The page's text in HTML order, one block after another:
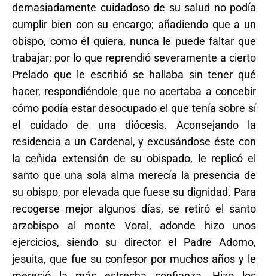
demasiadamente cuidadoso de su salud no podía
cumplir bien con su encargo; añadiendo que a un
obispo, como él quiera, nunca le puede faltar que
trabajar; por lo que reprendió severamente a cierto
Prelado que le escribió se hallaba sin tener qué
hacer, respondiéndole que no acertaba a concebir
cómo podía estar desocupado el que tenía sobre sí
el cuidado de una diócesis. Aconsejando la
residencia a un Cardenal, y excusándose éste con
la ceñida extensión de su obispado, le replicó el
santo que una sola alma merecía la presencia de
su obispo, por elevada que fuese su dignidad. Para
recogerse mejor algunos días, se retiró el santo
arzobispo al monte Voral, adonde hizo unos
ejercicios, siendo su director el Padre Adorno,
jesuita, que fue su confesor por muchos años y le